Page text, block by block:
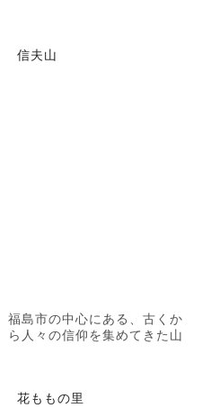
信夫山
福島市の中心にある、古くか
ら人々の信仰を集めてきた山
花ももの里